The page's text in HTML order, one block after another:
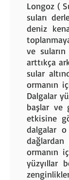
Longoz (
suları
deniz
ve
arttıkça
sular
ormanın
Dalgalar
başlar ve
etkisine
dalgalar
ormanın
yüzyıllar